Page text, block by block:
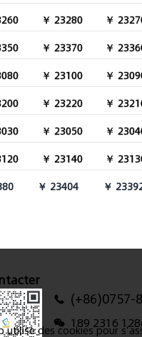
￥ 23280 ￥
￥ 23370 ￥
￥ 23100 ￥
￥ 23220 ￥
￥ 23050 ￥
￥ 23140 ￥
￥ 23404 ￥
(+86)0757-
189 2316
utilise des cookies pour